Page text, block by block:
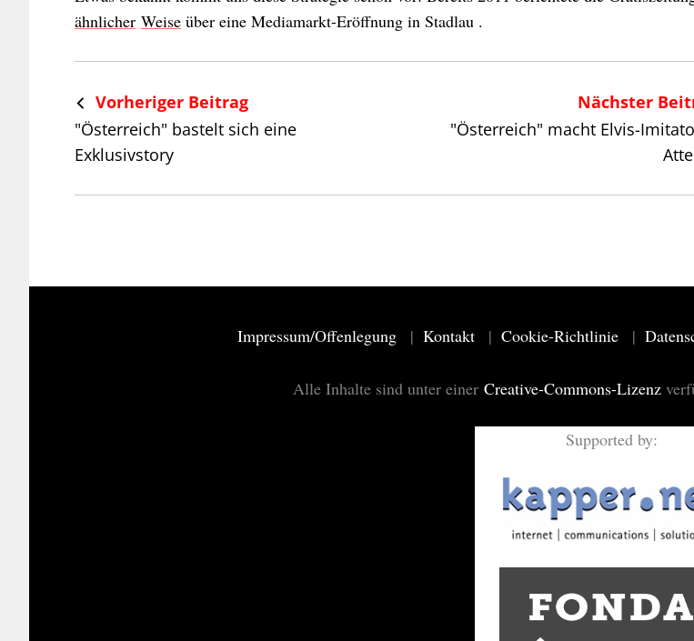
ähnlicher Weise über eine Mediamarkt-Eröffnung in Stadlau .
Vorheriger Beitrag
"Österreich" bastelt sich eine
Exklusivstory
Nächster
"Österreich" macht Elvis-
Impressum/Offenlegung Kontakt Cookie-Richtlinie
Alle Inhalte sind unter einer Creative-Commons-Lizenz
Supported by: